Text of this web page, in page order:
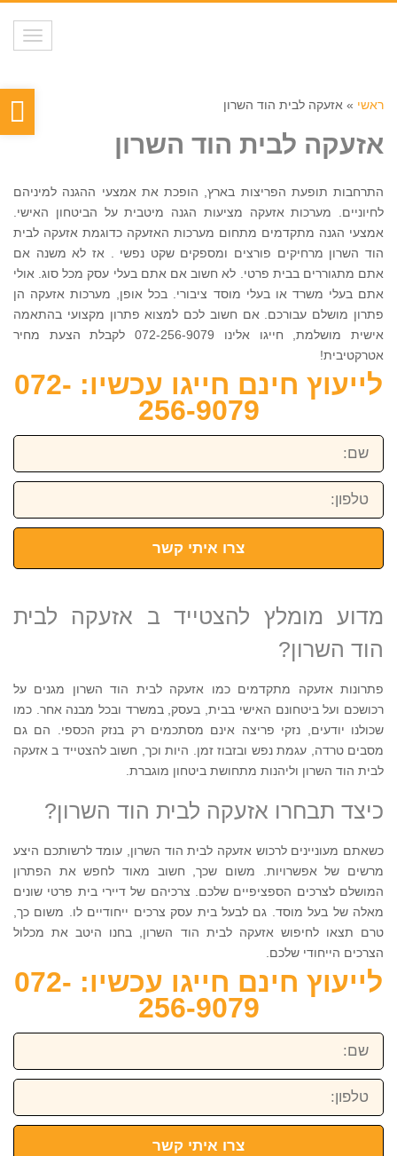
ראשי » אזעקה לבית הוד השרון
אזעקה לבית הוד השרון
התרחבות תופעת הפריצות בארץ, הופכת את אמצעי ההגנה למיניהם
לחיוניים. מערכות אזעקה מציעות הגנה מיטבית על הביטחון האישי.
אמצעי הגנה מתקדמים מתחום מערכות האזעקה כדוגמת אזעקה לבית
הוד השרון מרחיקים פורצים ומספקים שקט נפשי . אז לא משנה אם
אתם מתגוררים בבית פרטי. לא חשוב אם אתם בעלי עסק מכל סוג. אולי
אתם בעלי משרד או בעלי מוסד ציבורי. בכל אופן, מערכות אזעקה הן
פתרון מושלם עבורכם. אם חשוב לכם למצוא פתרון מקצועי בהתאמה
אישית מושלמת, חייגו אלינו 072-256-9079 לקבלת הצעת מחיר
אטרקטיבית!
לייעוץ חינם חייגו עכשיו: 072-
256-9079
שם:
טלפון:
צרו איתי קשר
מדוע מומלץ להצטייד ב אזעקה לבית
הוד השרון?
פתרונות אזעקה מתקדמים כמו אזעקה לבית הוד השרון מגנים על
רכושכם ועל ביטחונם האישי בבית, בעסק, במשרד ובכל מבנה אחר. כמו
שכולנו יודעים, נזקי פריצה אינם מסתכמים רק בנזק הכספי. הם גם
מסבים טרדה, עגמת נפש ובזבוז זמן. היות וכך, חשוב להצטייד ב אזעקה
לבית הוד השרון וליהנות מתחושת ביטחון מוגברת.
כיצד תבחרו אזעקה לבית הוד השרון?
כשאתם מעוניינים לרכוש אזעקה לבית הוד השרון, עומד לרשותכם היצע
מרשים של אפשרויות. משום שכך, חשוב מאוד לחפש את הפתרון
המושלם לצרכים הספציפיים שלכם. צרכיהם של דיירי בית פרטי שונים
מאלה של בעל מוסד. גם לבעל בית עסק צרכים ייחודיים לו. משום כך,
טרם תצאו לחיפוש אזעקה לבית הוד השרון, בחנו היטב את מכלול
הצרכים הייחודי שלכם.
לייעוץ חינם חייגו עכשיו: 072-
256-9079
שם:
טלפון:
צרו איתי קשר